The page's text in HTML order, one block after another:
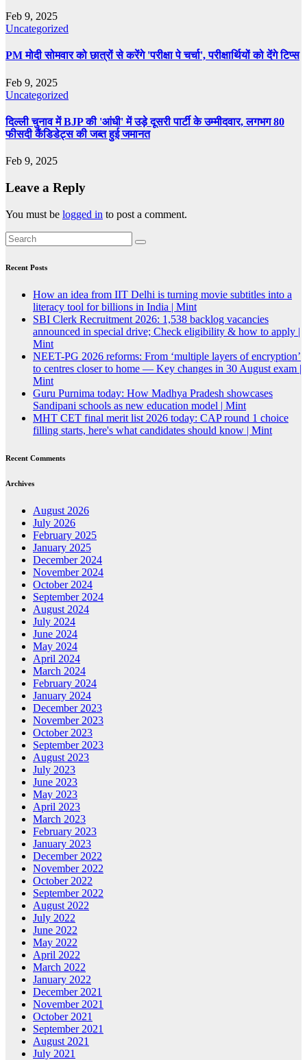
Feb 9, 2025
Uncategorized
PM मोदी सोमवार को छात्रों से करेंगे 'परीक्षा पे चर्चा', परीक्षार्थियों को देंगे टिप्स
Feb 9, 2025
Uncategorized
दिल्ली चुनाव में BJP की 'आंधी' में उड़े दूसरी पार्टी के उम्मीदवार, लगभग 80
फीसदी कैंडिडेट्स की जब्त हुई जमानत
Feb 9, 2025
Leave a Reply
You must be logged in to post a comment.
Recent Posts
How an idea from IIT Delhi is turning movie subtitles into a
literacy tool for billions in India | Mint
SBI Clerk Recruitment 2026: 1,538 backlog vacancies
announced in special drive; Check eligibility & how to apply |
Mint
NEET-PG 2026 reforms: From ‘multiple layers of encryption’
to centres closer to home — Key changes in 30 August exam |
Mint
Guru Purnima today: How Madhya Pradesh showcases
Sandipani schools as new education model | Mint
MHT CET final merit list 2026 today: CAP round 1 choice
filling starts, here's what candidates should know | Mint
Recent Comments
Archives
August 2026
July 2026
February 2025
January 2025
December 2024
November 2024
October 2024
September 2024
August 2024
July 2024
June 2024
May 2024
April 2024
March 2024
February 2024
January 2024
December 2023
November 2023
October 2023
September 2023
August 2023
July 2023
June 2023
May 2023
April 2023
March 2023
February 2023
January 2023
December 2022
November 2022
October 2022
September 2022
August 2022
July 2022
June 2022
May 2022
April 2022
March 2022
January 2022
December 2021
November 2021
October 2021
September 2021
August 2021
July 2021